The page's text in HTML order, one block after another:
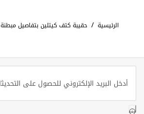
الرئيسية / حقيبة كتف كيتلين بتفاصيل مبطنة